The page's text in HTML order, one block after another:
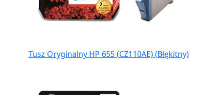
Tusz Oryginalny HP 655 (CZ110AE) (Błękitny)